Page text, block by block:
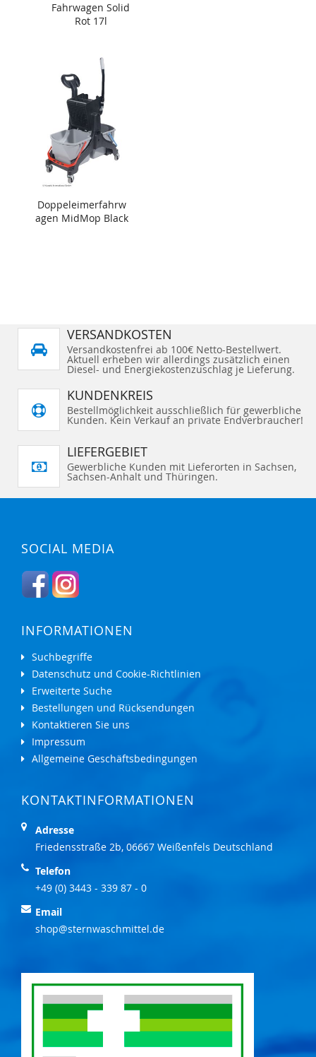
Fahrwagen Solid
Rot 17l
Doppeleimerfahrw
agen MidMop Black
VERSANDKOSTEN
Versandkostenfrei ab 100€ Netto-Bestellwert.
Aktuell erheben wir allerdings zusätzlich einen
Diesel- und Energiekostenzuschlag je Lieferung.
KUNDENKREIS
Bestellmöglichkeit ausschließlich für gewerbliche
Kunden. Kein Verkauf an private Endverbraucher!
LIEFERGEBIET
Gewerbliche Kunden mit Lieferorten in Sachsen,
Sachsen-Anhalt und Thüringen.
SOCIAL MEDIA
INFORMATIONEN
Suchbegriffe
Datenschutz und Cookie-Richtlinien
Erweiterte Suche
Bestellungen und Rücksendungen
Kontaktieren Sie uns
Impressum
Allgemeine Geschäftsbedingungen
KONTAKTINFORMATIONEN
Adresse
Friedensstraße 2b, 06667 Weißenfels Deutschland
Telefon
+49 (0) 3443 - 339 87 - 0
Email
shop@sternwaschmittel.de